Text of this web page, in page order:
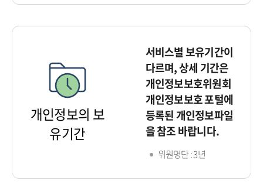
개인정보의 보
유기간
서비스별 보유기간이
다르며, 상세 기간은
개인정보보호위원회
개인정보보호 포털에
등록된 개인정보파일
을 참조 바랍니다.
위원명단 : 3년